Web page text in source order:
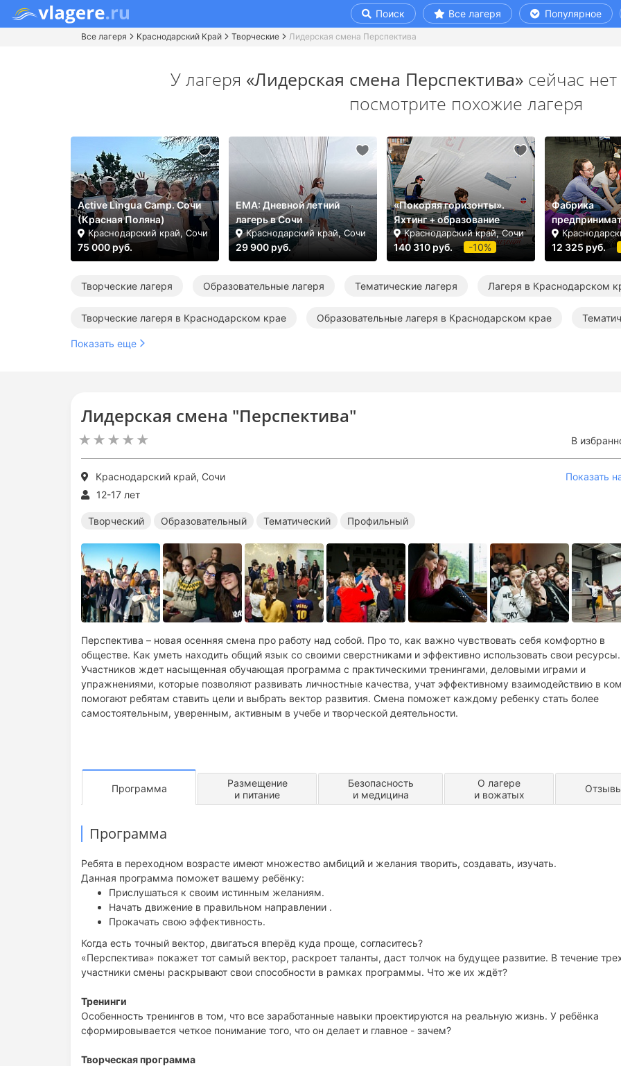
Поиск Все лагеря Популярное
Все лагеря Краснодарский Край Творческие Лидерская смена Перспектива
Лидерская смена "Перспектива"
В
Краснодарский край, Сочи
Показать
12-17 лет
Творческий Образовательный Тематический Профильный
Перспектива – новая осенняя смена про работу над собой. Про то, как важно чувствовать себя комфортно в
обществе. Как уметь находить общий язык со своими сверстниками и эффективно использовать свои ресурсы.
Участников ждет насыщенная обучающая программа с практическими тренингами, деловыми играми и
упражнениями, которые позволяют развивать личностные качества, учат эффективному взаимодействию в
помогают ребятам ставить цели и выбрать вектор развития. Смена поможет каждому ребенку стать более
самостоятельным, уверенным, активным в учебе и творческой деятельности.
Программа
Размещение
и питание
Безопасность
и медицина
О лагере
и вожатых
Программа
Ребята в переходном возрасте имеют множество амбиций и желания творить, создавать, изучать.
Данная программа поможет вашему ребёнку:
Прислушаться к своим истинным желаниям.
Начать движение в правильном направлении .
Прокачать свою эффективность.
Когда есть точный вектор, двигаться вперёд куда проще, согласитесь?
«Перспектива» покажет тот самый вектор, раскроет таланты, даст толчок на будущее развитие. В течение
участники смены раскрывают свои способности в рамках программы. Что же их ждёт?
Тренинги
Особенность тренингов в том, что все заработанные навыки проектируются на реальную жизнь. У ребёнка
сформировывается четкое понимание того, что он делает и главное - зачем?
Творческая программа
У лагеря «Лидерская смена Перспектива»сейчас нет
посмотрите похожие лагеря
Active Lingua Camp. Сочи
(Красная Поляна)
Краснодарский край, Сочи
75 000 руб.
ЕМА: Дневной летний
лагерь в Сочи
Краснодарский край, Сочи
29 900 руб.
«Покоряя горизонты».
Яхтинг + образование
Краснодарский край, Сочи
140 310 руб. -10%
Фабрика
12 325 руб.
Творческие лагеря Образовательные лагеря Тематические лагеря Лагеря в Краснодарском
Творческие лагеря в Краснодарском крае Образовательные лагеря в Краснодарском крае
Творческие лагеря в Сочи
Показать еще